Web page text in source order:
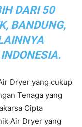
DARI 50
BANDUNG,
Dryer yang cukup
Tenaga yang
Cipta
Air Dryer yang